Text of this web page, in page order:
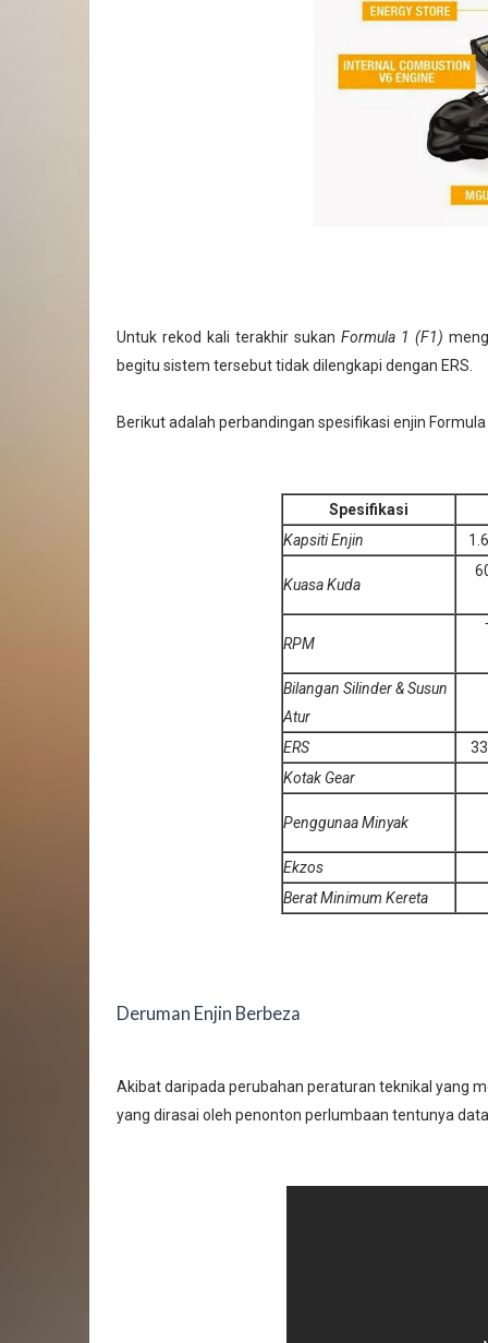
Untuk rekod kali terakhir sukan Formula 1 (F1)
begitu sistem tersebut tidak dilengkapi dengan ERS.
Berikut adalah perbandingan spesifikasi enjin
Spesifikasi
Kapsiti Enjin
Kuasa Kuda
RPM
Bilangan Silinder & Susun
Atur
ERS
Kotak Gear
Penggunaa Minyak
Ekzos
Berat Minimum Kereta
Deruman Enjin Berbeza
Akibat daripada perubahan peraturan teknikal yang
yang dirasai oleh penonton perlumbaan tentunya